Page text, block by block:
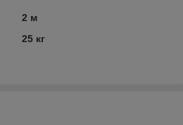
2 м
25 кг